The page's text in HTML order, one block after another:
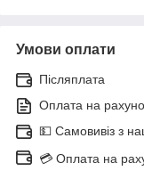
Умови оплати
Післяплата
Оплата на
💵 Самовивіз з
💳 Оплата на